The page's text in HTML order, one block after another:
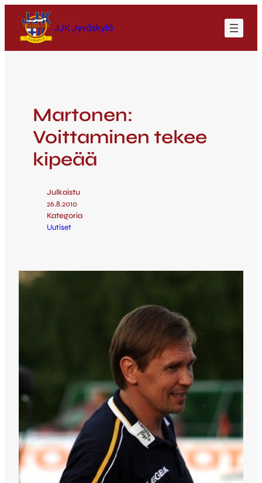
JJK Jyväskylä
Martonen:
Voittaminen tekee
kipeää
Julkaistu
26.8.2010
Kategoria
Uutiset